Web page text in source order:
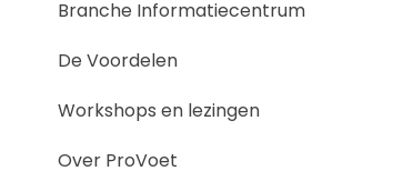
Branche Informatiecentrum
De Voordelen
Workshops en lezingen
Over ProVoet